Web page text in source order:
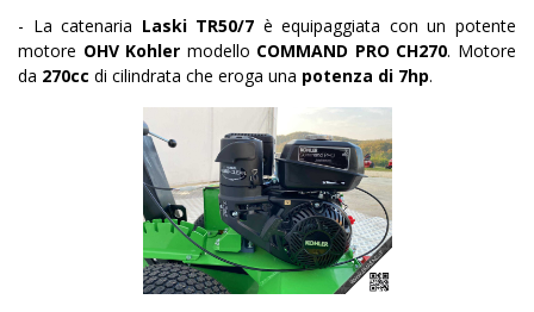
- La catenaria Laski TR50/7 è equipaggiata con un potente
motore OHV Kohler modello COMMAND PRO CH270. Motore
da 270cc di cilindrata che eroga una potenza di 7hp.